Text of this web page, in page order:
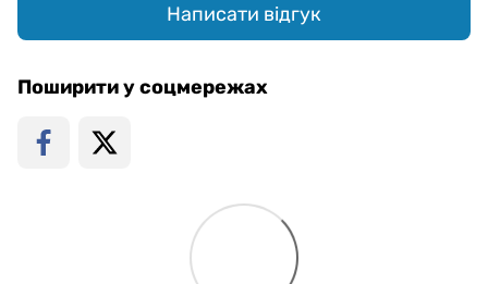
Написати відгук
Поширити у соцмережах